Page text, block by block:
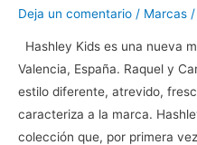
Deja un comentario / Marcas
Hashley Kids es una nueva
Valencia, España. Raquel y
estilo diferente, atrevido,
caracteriza a la marca.
colección que, por primera